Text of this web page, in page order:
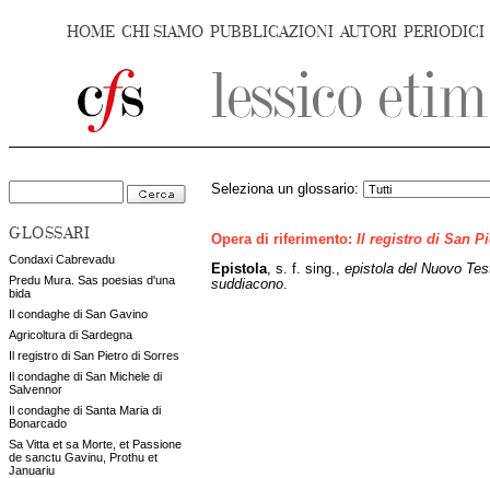
HOME CHI SIAMO PUBBLICAZIONI AUTORI PERIODICI
GLOSSARI
Condaxi Cabrevadu
Predu Mura. Sas poesias d'una
bida
Il condaghe di San Gavino
Agricoltura di Sardegna
Il registro di San Pietro di Sorres
Il condaghe di San Michele di
Salvennor
Il condaghe di Santa Maria di
Bonarcado
Sa Vitta et sa Morte, et Passione
de sanctu Gavinu, Prothu et
Januariu
Seleziona un glossario:
Opera di riferimento: Il registro di San
Epistola , s. f. sing., epistola del Nuovo
suddiacono